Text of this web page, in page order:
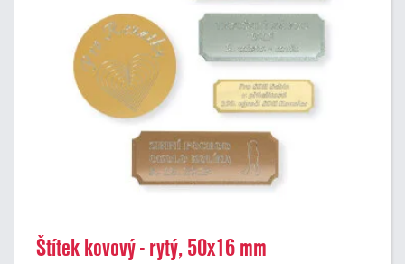
Štítek kovový - rytý, 50x16 mm